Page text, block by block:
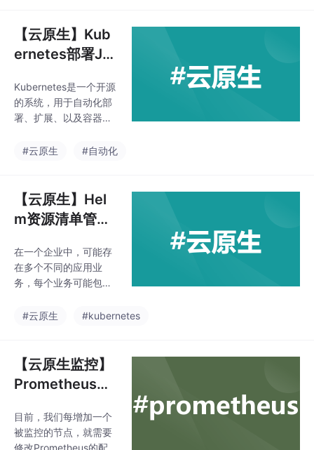
向角色设计，区分基础
设施提供者、运维者和
应用开发者；2）通过G
资源实现负载均衡器共
享；3）支持协议特定
路由（HTTP/gRPC
4）提供丰富的原生路
【云原生】Kub
ernetes部署Je
Kubernetes是一个开源
的系统，用于自动化部
署、扩展、以及容器化
rnetes集群向Jenkins添
源得到有效利用，并且
您的服务器底层基础设
施不会过载。Kubernet
确保Jenkins始终具有适
量的可用资源。Kubern
etes集群上托管Jenkins
的把部署和基于容器
#云原生 #自动化
【云原生】Hel
m资源清单管理
在一个企业中，可能存
在多个不同的应用业
务，每个业务可能包含
至几十个yaml资源清
多资源清单，通过人力
去区分辨别，即便有名
称空间namespace和不
区分，也是非常吃力
的；所以，我们就需要
#云原生 #kubernetes
【云原生监控】
Prometheus动
目前，我们每增加一个
被监控的节点，就需要
修改Prometheus的配置